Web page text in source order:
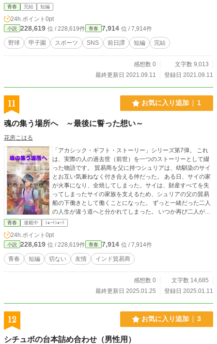
なろう、カクヨムで掲載しておりますがこの後アルファポリ
スでも掲載開始いたします。 そちらの方も是非合わせてお読
みください。
青春 完結 短編
24h.ポイント 0pt
小説 228,619 位 / 228,619件 青春 7,914 位 / 7,914件
野球 甲子園 スポーツ SNS 前日譚 短編 完結
感想数 0
文字数 9,013
最終更新日 2021.09.11
登録日 2021.09.11
11 お気に入り追加 1
魂の集う場所へ ～最後に誓った想い～
花房こはる
「アカシック・ギフト・ストーリー」シリーズ第7弾。 これ
は、実際の人の過去世（前世）を一つのストーリーとして綴
った物語です。 貿易商を父に持つシュリアは、幼馴染のサイ
とお互い気兼ねなく付き合える仲だった。 ある日、サイの家
が火事になり、全焼してしまった。サイは、財産すべてを失
ってしまったサイの家族を支えるため、シュリアの父の貿易
船の下働きとして働くことになった。 ずっと一緒だった二人
の人生が違う道へと分かれてしまった。 いつか再び二人がと
もにまた同じ道を歩むことができるよう、シュリアは願い動
き出す。
青春 連載中 ｼｮｰﾄｼｮｰﾄ
24h.ポイント 0pt
小説 228,619 位 / 228,619件 青春 7,914 位 / 7,914件
青春 短編 切ない 友情 インド貿易商
感想数 0
文字数 14,685
最終更新日 2025.01.25
登録日 2025.01.11
12 お気に入り追加 3
シチュボの台本詰め合わせ（男性用）